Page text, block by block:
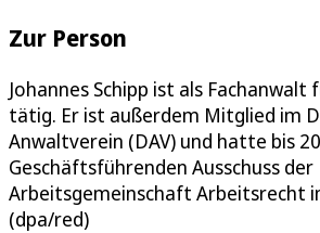
Zur Person
Johannes Schipp ist als
tätig. Er ist außerdem Mitglied im
Anwaltverein (DAV) und hatte bis
Geschäftsführenden Ausschuss der
Arbeitsgemeinschaft Arbeitsrecht
(dpa/red)